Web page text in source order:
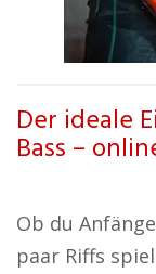
Der ideale
Bass –
Ob du
paar Riffs